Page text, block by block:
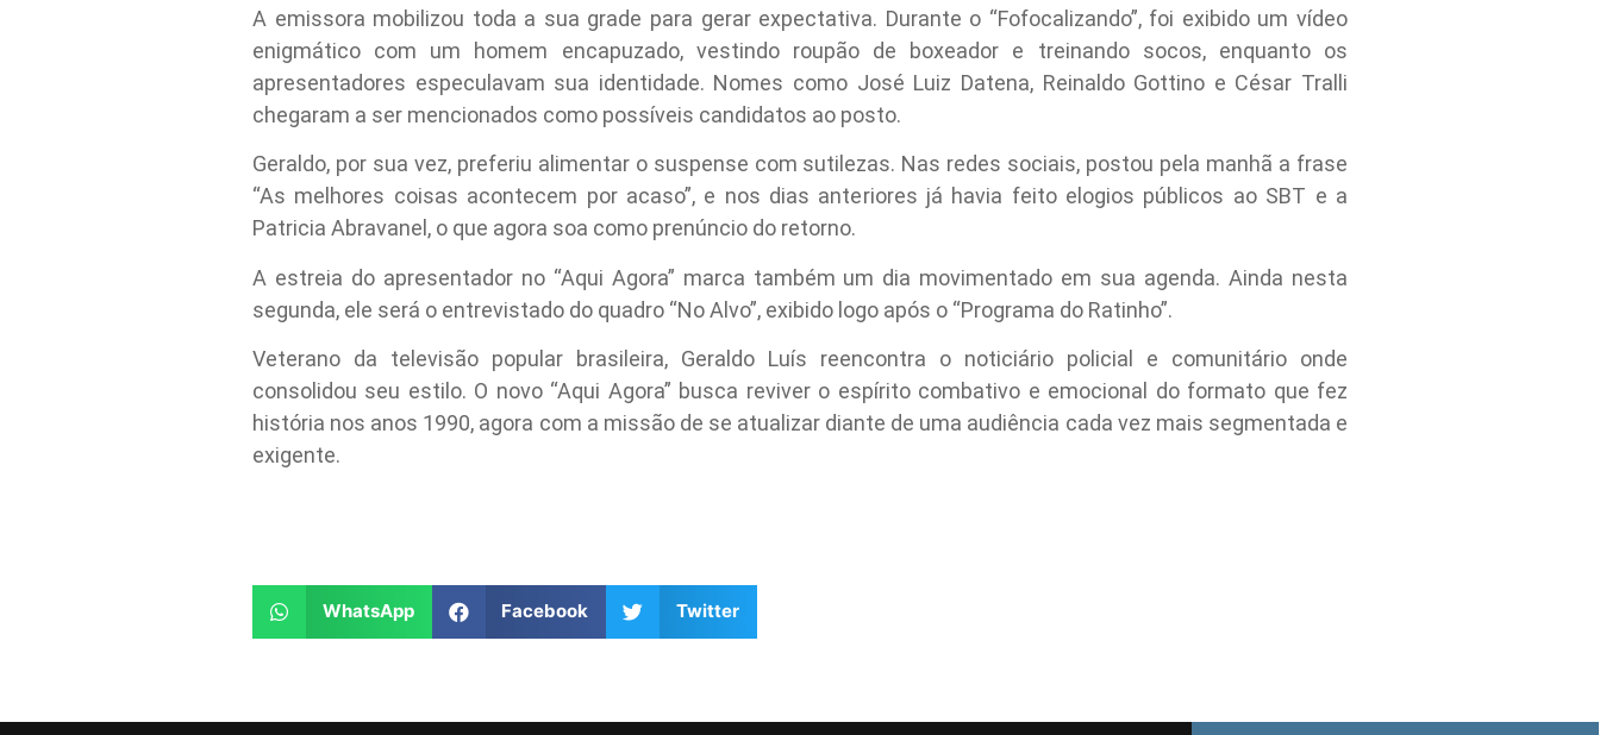
A emissora mobilizou toda a sua grade para gerar expectativa. Durante o “Fofocalizando”, foi exibido um vídeo
enigmático com um homem encapuzado, vestindo roupão de boxeador e treinando socos, enquanto os
apresentadores especulavam sua identidade. Nomes como José Luiz Datena, Reinaldo Gottino e César Tralli
chegaram a ser mencionados como possíveis candidatos ao posto.
Geraldo, por sua vez, preferiu alimentar o suspense com sutilezas. Nas redes sociais, postou pela manhã a frase
“As melhores coisas acontecem por acaso”, e nos dias anteriores já havia feito elogios públicos ao SBT e a
Patricia Abravanel, o que agora soa como prenúncio do retorno.
A estreia do apresentador no “Aqui Agora” marca também um dia movimentado em sua agenda. Ainda nesta
segunda, ele será o entrevistado do quadro “No Alvo”, exibido logo após o “Programa do Ratinho”.
Veterano da televisão popular brasileira, Geraldo Luís reencontra o noticiário policial e comunitário onde
consolidou seu estilo. O novo “Aqui Agora” busca reviver o espírito combativo e emocional do formato que fez
história nos anos 1990, agora com a missão de se atualizar diante de uma audiência cada vez mais segmentada e
exigente.
WhatsApp Facebook Twitter